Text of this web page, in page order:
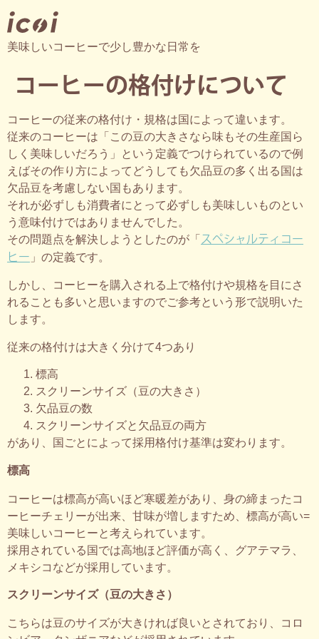
美味しいコーヒーで少し豊かな日常を
コーヒーの格付けについて
コーヒーの従来の格付け・規格は国によって違います。
従来のコーヒーは「この豆の大きさなら味もその生産国ら
しく美味しいだろう」という定義でつけられているので例
えばその作り方によってどうしても欠品豆の多く出る国は
欠品豆を考慮しない国もあります。
それが必ずしも消費者にとって必ずしも美味しいものとい
う意味付けではありませんでした。
その問題点を解決しようとしたのが「 スペシャルティコー
ヒー 」の定義です。
しかし、コーヒーを購入される上で格付けや規格を目にさ
れることも多いと思いますのでご参考という形で説明いた
します。
従来の格付けは大きく分けて4つあり
標高
スクリーンサイズ（豆の大きさ）
欠品豆の数
スクリーンサイズと欠品豆の両方
があり、国ごとによって採用格付け基準は変わります。
標高
コーヒーは標高が高いほど寒暖差があり、身の締まったコ
ーヒーチェリーが出来、甘味が増しますため、標高が高い=
美味しいコーヒーと考えられています。
採用されている国では高地ほど評価が高く、グアテマラ、
メキシコなどが採用しています。
スクリーンサイズ（豆の大きさ）
こちらは豆のサイズが大きければ良いとされており、コロ